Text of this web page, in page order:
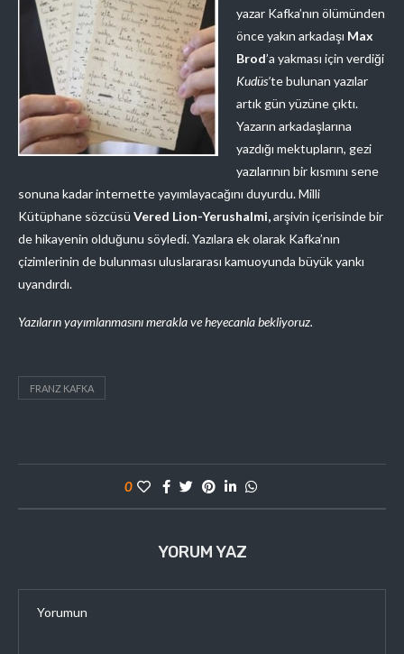
yazar Kafka’nın ölümünden
önce yakın arkadaşı Max
Brod’a yakması için verdiği
Kudüs’te bulunan yazılar
artık gün yüzüne çıktı.
Yazarın arkadaşlarına
yazdığı mektupların, gezi
yazılarının bir kısmını sene
sonuna kadar internette yayımlayacağını duyurdu. Milli
Kütüphane sözcüsü Vered Lion-Yerushalmi,arşivin içerisinde bir
de hikayenin olduğunu söyledi. Yazılara ek olarak Kafka’nın
çizimlerinin de bulunması uluslararası kamuoyunda büyük yankı
uyandırdı.
Yazıların yayımlanmasını merakla ve heyecanla bekliyoruz.
FRANZ KAFKA
0
YORUM YAZ